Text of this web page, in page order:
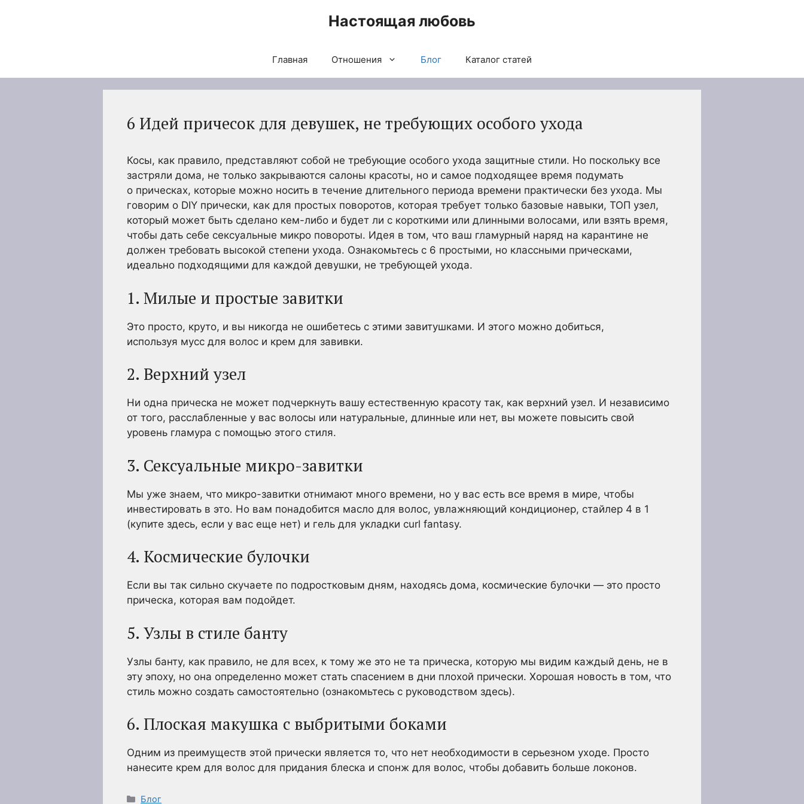
Настоящая любовь
Главная Отношения Блог Каталог статей
6 Идей причесок для девушек, не требующих особого ухода
Косы, как правило, представляют собой не требующие особого ухода защитные стили. Но поскольку все
застряли дома, не только закрываются салоны красоты, но и самое подходящее время подумать
о прическах, которые можно носить в течение длительного периода времени практически без ухода. Мы
говорим о DIY прически, как для простых поворотов, которая требует только базовые навыки, ТОП узел,
который может быть сделано кем-либо и будет ли с короткими или длинными волосами, или взять время,
чтобы дать себе сексуальные микро повороты. Идея в том, что ваш гламурный наряд на карантине не
должен требовать высокой степени ухода. Ознакомьтесь с 6 простыми, но классными прическами,
идеально подходящими для каждой девушки, не требующей ухода.
1. Милые и простые завитки
Это просто, круто, и вы никогда не ошибетесь с этими завитушками. И этого можно добиться,
используя мусс для волос и крем для завивки.
2. Верхний узел
Ни одна прическа не может подчеркнуть вашу естественную красоту так, как верхний узел. И независимо
от того, расслабленные у вас волосы или натуральные, длинные или нет, вы можете повысить свой
уровень гламура с помощью этого стиля.
3. Сексуальные микро-завитки
Мы уже знаем, что микро-завитки отнимают много времени, но у вас есть все время в мире, чтобы
инвестировать в это. Но вам понадобится масло для волос, увлажняющий кондиционер, стайлер 4 в 1
(купите здесь, если у вас еще нет) и гель для укладки curl fantasy.
4. Космические булочки
Если вы так сильно скучаете по подростковым дням, находясь дома, космические булочки — это просто
прическа, которая вам подойдет.
5. Узлы в стиле банту
Узлы банту, как правило, не для всех, к тому же это не та прическа, которую мы видим каждый день, не в
эту эпоху, но она определенно может стать спасением в дни плохой прически. Хорошая новость в том, что
стиль можно создать самостоятельно (ознакомьтесь с руководством здесь).
6. Плоская макушка с выбритыми боками
Одним из преимуществ этой прически является то, что нет необходимости в серьезном уходе. Просто
нанесите крем для волос для придания блеска и спонж для волос, чтобы добавить больше локонов.
Рубрики
Блог